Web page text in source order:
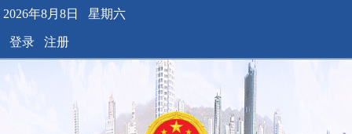
2026年8月8日 星期六
登录 注册